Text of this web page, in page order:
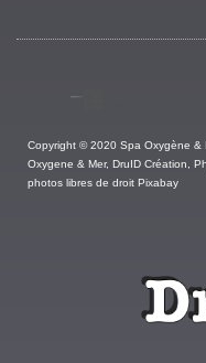
Copyright © 2020 Spa Oxygène &
Oxygene & Mer, DruID Création,
photos libres de droit Pixabay